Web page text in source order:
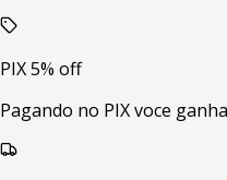
PIX 5% off
Pagando no PIX voce